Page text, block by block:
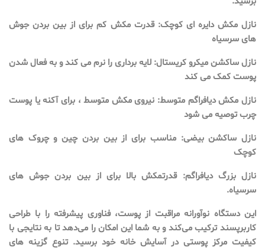
نازل مکش دایره ای کوچک: قدرت مکش کم برای از بین بردن جوش
های سرسیاه
نازل ساکشن میکرو کریستال: لایه برداری را نرم می کند و به فعال شدن
پوست کمک می کند
نازل مکش دیافراگم متوسط: نیروی مکش متوسط ، برای آکنه یا پوست
چرب توصیه می شود
نازل ساکشن بیضی: مناسب برای از بین بردن چین و چروک های
کوچک
نازل بزرگ دیافراگم: قدرتمکش بالا برای از بین بردن جوش های
سرسیاه.
این دستگاه نوآورانه مراقبت از پوست، فناوری پیشرفته را با طراحی
کاربرپسند ترکیب می‌کند و به شما این امکان را می‌دهد تا به نتایجی با
کیفیت مرکز پوستی در آسایش خانه خود برسید. تنوع گزینه های